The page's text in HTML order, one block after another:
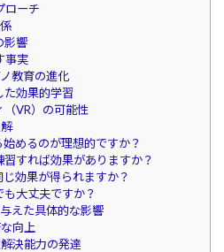
ローチ
影響
事実
教育の進化
た効果的学習
（VR）の可能性
めるのが理想的ですか？
すれば効果がありますか？
効果が得られますか？
大丈夫ですか？
えた具体的な影響
向上
決能力の発達